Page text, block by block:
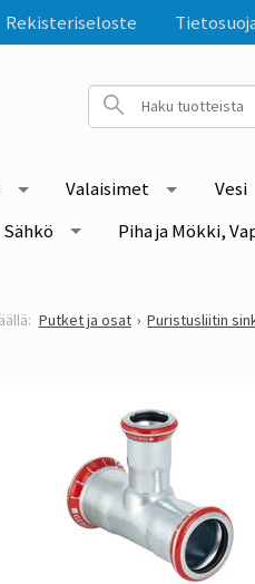
Rekisteriseloste
Valaisimet Vesi
Sähkö Piha ja Mökki,
Putket ja osat Puristusliitin